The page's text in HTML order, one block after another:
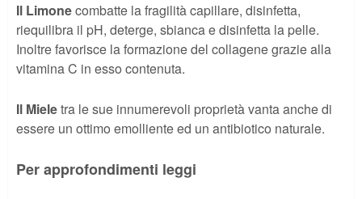
Il Limonecombatte la fragilità capillare, disinfetta,
riequilibra il pH, deterge, sbianca e disinfetta la pelle.
Inoltre favorisce la formazione del collagene grazie alla
vitamina C in esso contenuta.
Il Mieletra le sue innumerevoli proprietà vanta anche di
essere un ottimo emolliente ed un antibiotico naturale.
Per approfondimenti leggi